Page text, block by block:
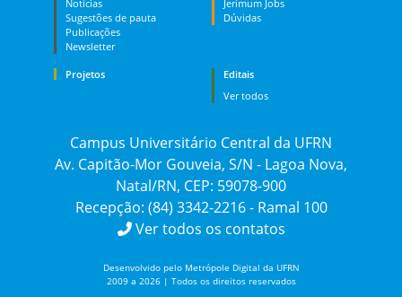
Notícias
Sugestões de pauta
Publicações
Newsletter
Jerimum Jobs
Dúvidas
Projetos
Editais
Ver todos
Campus Universitário Central da UFRN
Av. Capitão-Mor Gouveia, S/N - Lagoa Nova,
Natal/RN, CEP: 59078-900
Recepção: (84) 3342-2216 - Ramal 100
Ver todos os contatos
Desenvolvido pelo Metrópole Digital da UFRN
2009 a 2026 | Todos os direitos reservados